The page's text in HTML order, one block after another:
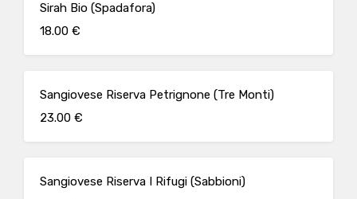
Sirah Bio (Spadafora)
18.00 €
Sangiovese Riserva Petrignone (Tre Monti)
23.00 €
Sangiovese Riserva I Rifugi (Sabbioni)